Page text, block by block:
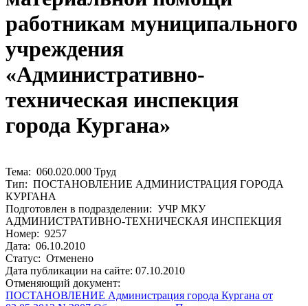
работникам муниципального
учреждения
«Административно-
техническая инспекция
города Кургана»
Тема: 060.020.000 Труд
Тип: ПОСТАНОВЛЕНИЕ АДМИНИСТРАЦИЯ ГОРОДА
КУРГАНА
Подготовлен в подразделении: УЧР МКУ
АДМИНИСТРАТИВНО-ТЕХНИЧЕСКАЯ ИНСПЕКЦИЯ
Номер: 9257
Дата: 06.10.2010
Статус: Отменено
Дата публикации на сайте: 07.10.2010
Отменяющий документ:
ПОСТАНОВЛЕНИЕ Администрация города Кургана от